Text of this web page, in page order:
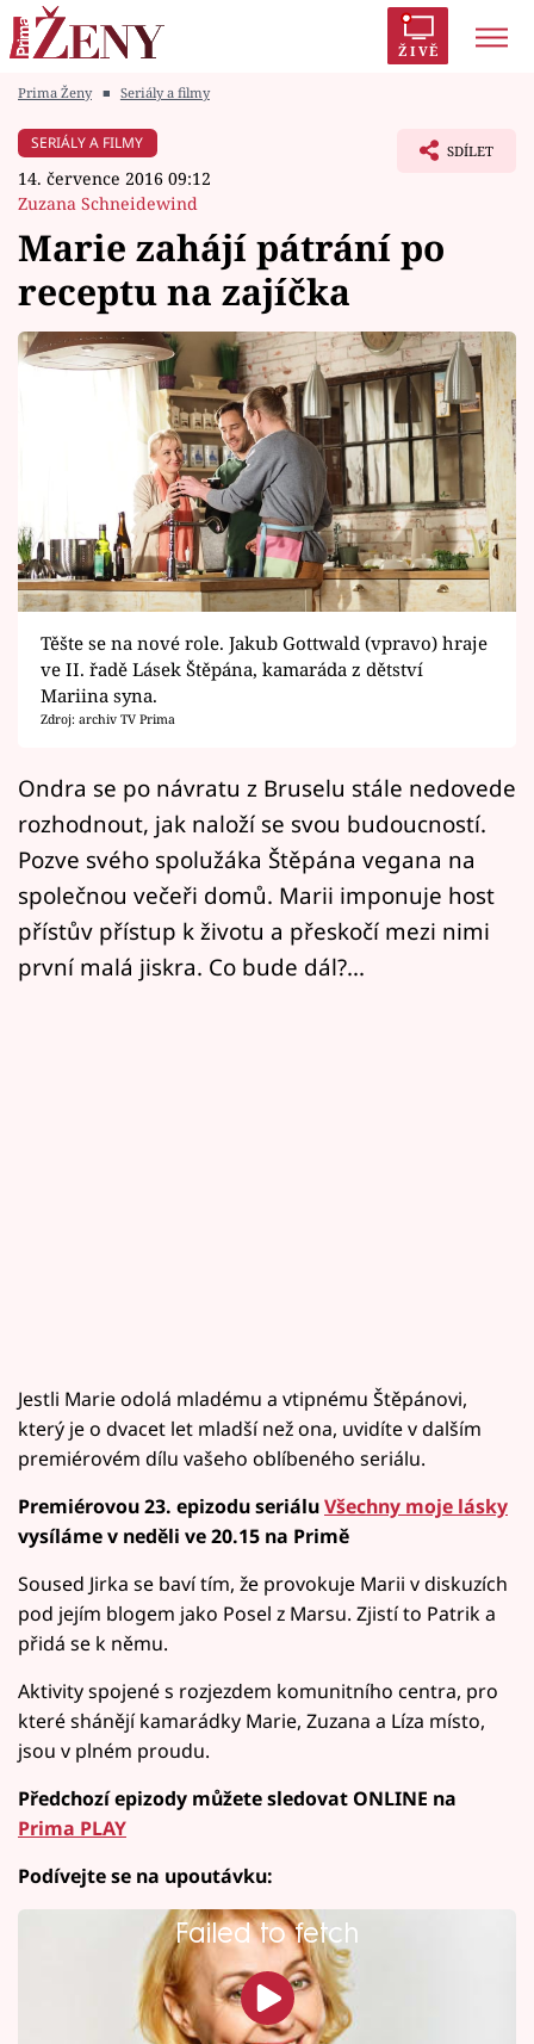
ŽIVĚ
Módní alarm
Témata
Celebrity
Horoskopy
Sledujte prima+
Filmový festival Karlovy Vary
Pořady
Mámy sobě
Přihlášení
Sledujte nás
Prima Ženy ■ Seriály a filmy
SERIÁLY A FILMY
14. července 2016 09:12
Zuzana Schneidewind
SDÍLET
Marie zahájí pátrání po
receptu na zajíčka
Těšte se na nové role. Jakub Gottwald (vpravo) hraje
ve II. řadě Lásek Štěpána, kamaráda z dětství
Mariina syna.
Zdroj: archiv TV Prima
Ondra se po návratu z Bruselu stále nedovede
rozhodnout, jak naloží se svou budoucností.
Pozve svého spolužáka Štěpána vegana na
společnou večeři domů. Marii imponuje host
přístův přístup k životu a přeskočí mezi nimi
první malá jiskra. Co bude dál?...
Jestli Marie odolá mladému a vtipnému Štěpánovi,
který je o dvacet let mladší než ona, uvidíte v dalším
premiérovém dílu vašeho oblíbeného seriálu.
Premiérovou 23. epizodu seriáluVšechny moje lásky
vysíláme v neděli ve 20.15 na Primě
Soused Jirka se baví tím, že provokuje Marii v diskuzích
pod jejím blogem jako Posel z Marsu. Zjistí to Patrik a
přidá se k němu.
Aktivity spojené s rozjezdem komunitního centra, pro
které shánějí kamarádky Marie, Zuzana a Líza místo,
jsou v plném proudu.
Předchozí epizody můžete sledovat ONLINE na
Prima PLAY
Podívejte se na upoutávku:
Failed to fetch